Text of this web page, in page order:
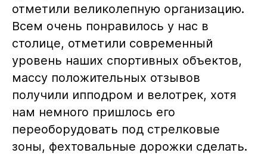
отметили великолепную организацию.
Всем очень понравилось у нас в
столице, отметили современный
уровень наших спортивных объектов,
массу положительных отзывов
получили ипподром и велотрек, хотя
нам немного пришлось его
переоборудовать под стрелковые
зоны, фехтовальные дорожки сделать.